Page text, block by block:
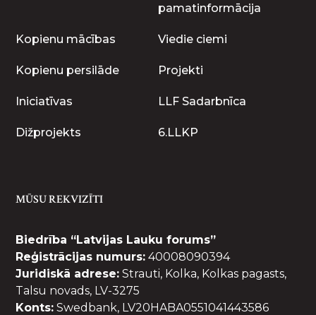
pamatinformācija
Kopienu mācības Viedie ciemi
Kopienu persilāde Projekti
Iniciatīvas LLF Sadarbnīca
Dižprojekts 6.LLKP
MŪSU REKVIZĪTI
Biedrība “Latvijas Lauku forums”
Reģistrācijas numurs: 40008090394
Juridiskā adrese: Strauti, Kolka, Kolkas pagasts,
Talsu novads, LV-3275
Konts: Swedbank, LV20HABA0551041443586